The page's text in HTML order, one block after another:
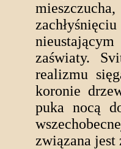
zaświaty.
realizmu
koronie
puka nocą
związana